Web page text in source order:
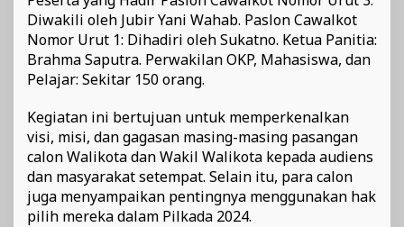
Diwakili oleh Jubir Yani Wahab. Paslon Cawalkot
Nomor Urut 1: Dihadiri oleh Sukatno. Ketua Panitia:
Brahma Saputra. Perwakilan OKP, Mahasiswa, dan
Pelajar: Sekitar 150 orang.
Kegiatan ini bertujuan untuk memperkenalkan
visi, misi, dan gagasan masing-masing pasangan
calon Walikota dan Wakil Walikota kepada audiens
dan masyarakat setempat. Selain itu, para calon
juga menyampaikan pentingnya menggunakan hak
pilih mereka dalam Pilkada 2024.